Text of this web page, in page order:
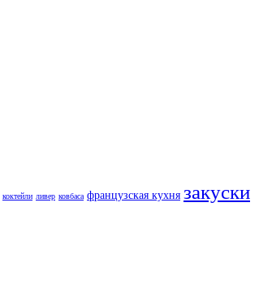
коктейли ливер ковбаса французская кухня закуски